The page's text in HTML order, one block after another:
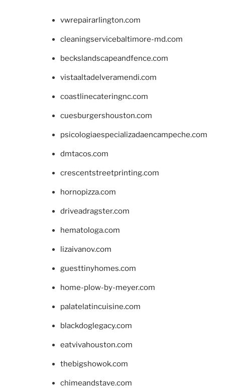
vwrepairarlington.com
cleaningservicebaltimore-md.com
beckslandscapeandfence.com
vistaaltadelveramendi.com
coastlinecateringnc.com
cuesburgershouston.com
psicologiaespecializadaencampeche.com
dmtacos.com
crescentstreetprinting.com
hornopizza.com
driveadragster.com
hematologa.com
lizaivanov.com
guesttinyhomes.com
home-plow-by-meyer.com
palatelatincuisine.com
blackdoglegacy.com
eatvivahouston.com
thebigshowok.com
chimeandstave.com